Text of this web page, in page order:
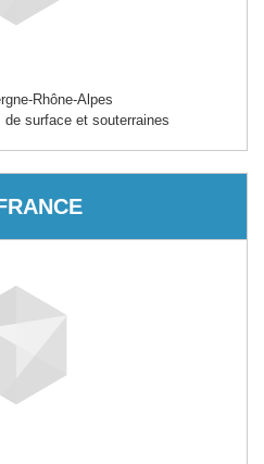
Rhône-Alpes
surface et souterraines